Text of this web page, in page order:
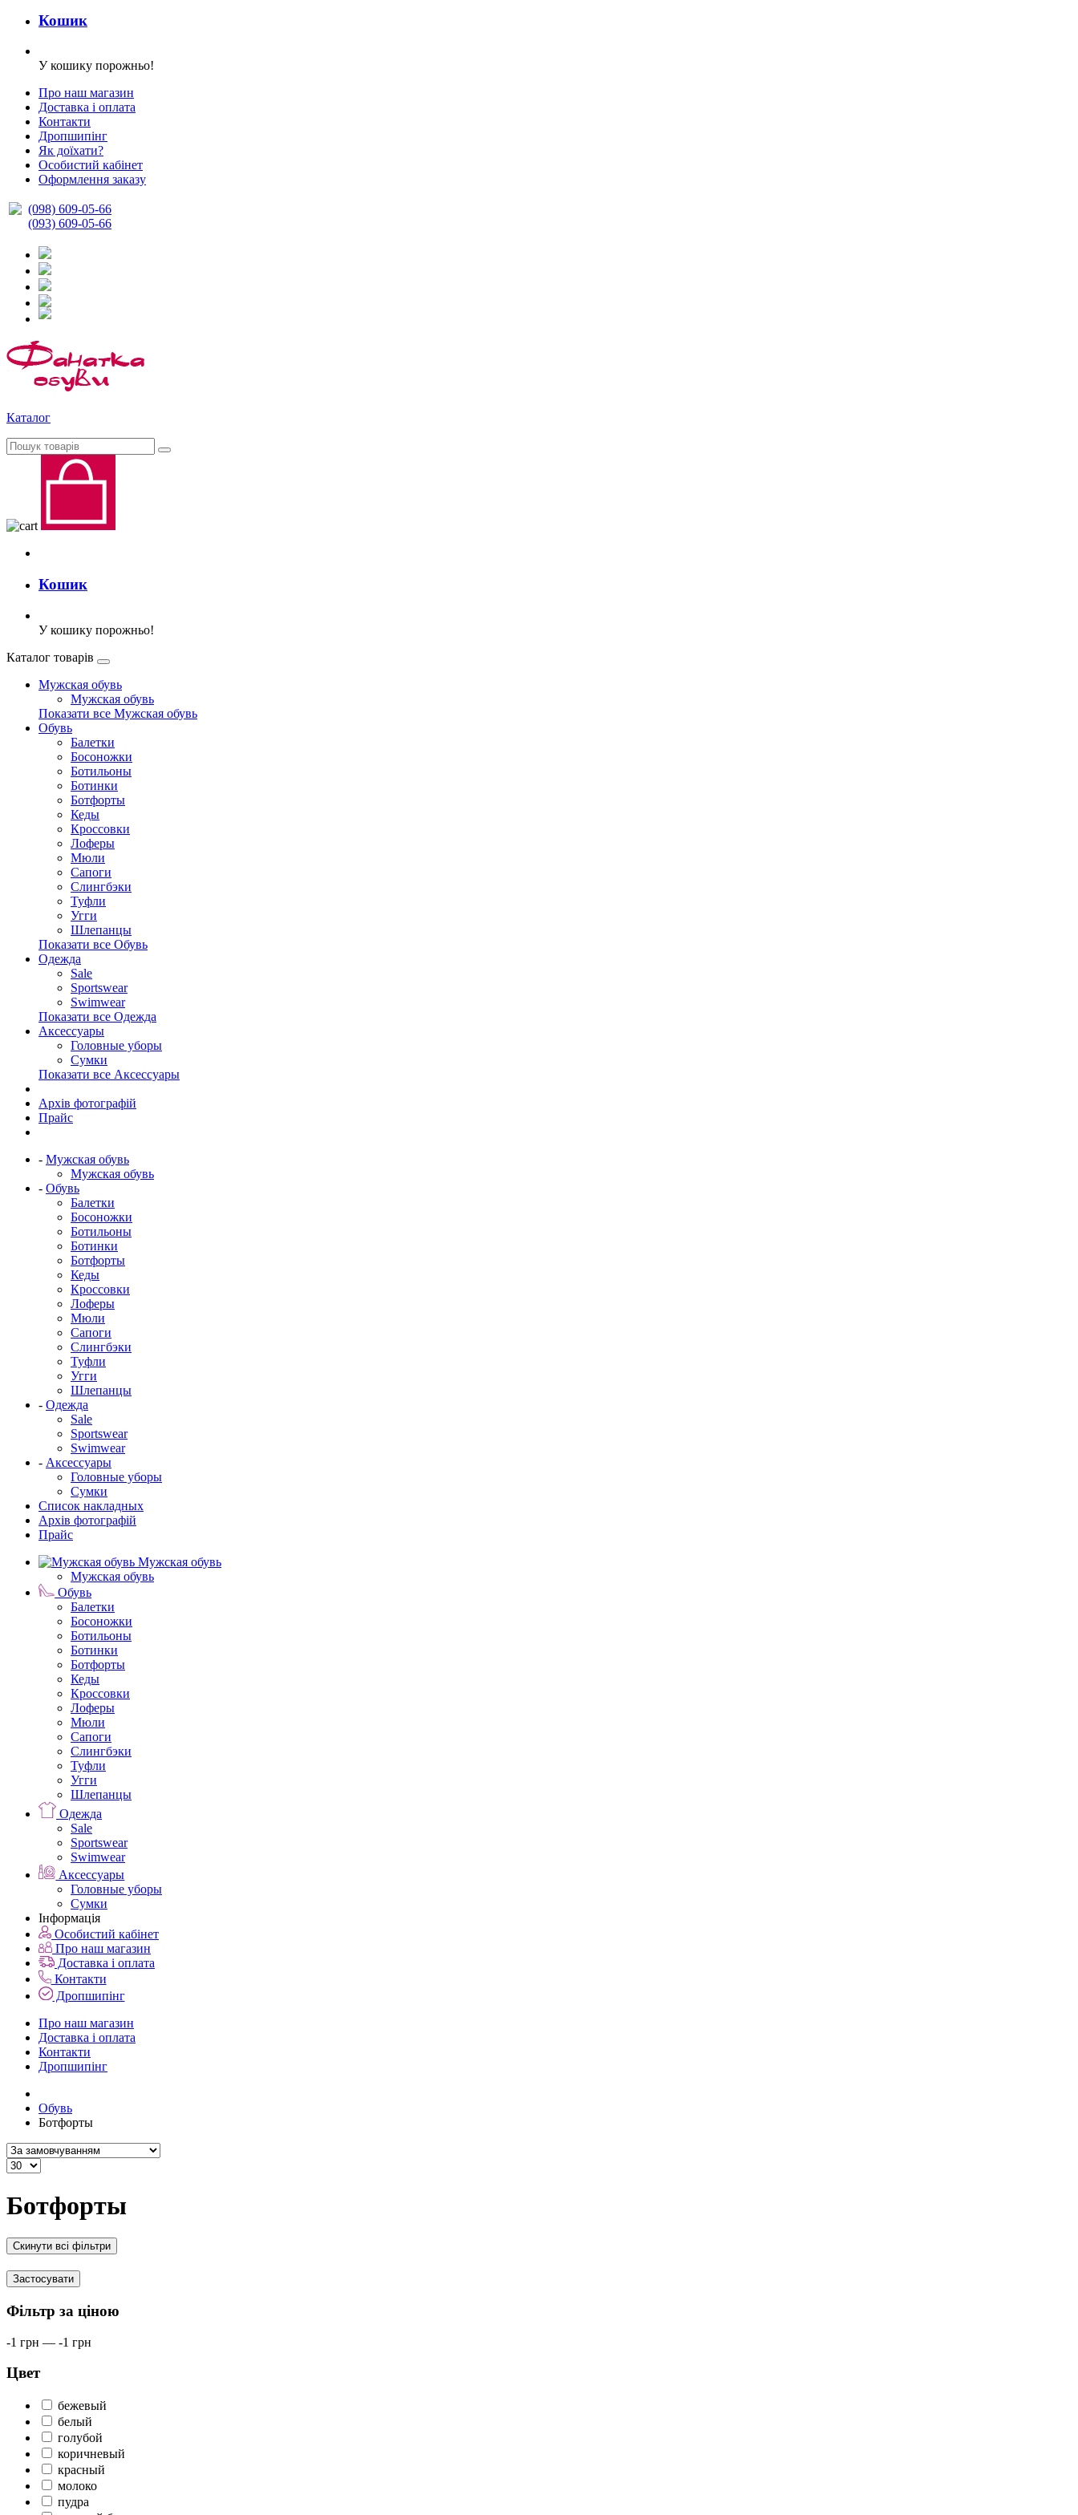
Кошик
У кошику порожньо!
Про наш магазин
Доставка і оплата
Контакти
Дропшипінг
Як доїхати?
Особистий кабінет
Оформлення заказу
(098) 609-05-66
(093) 609-05-66
Каталог
Кошик
У кошику порожньо!
Каталог товарів
Мужская обувь
Мужская обувь
Показати все Мужская обувь
Обувь
Балетки
Босоножки
Ботильоны
Ботинки
Ботфорты
Кеды
Кроссовки
Лоферы
Мюли
Сапоги
Слингбэки
Туфли
Угги
Шлепанцы
Показати все Обувь
Одежда
Sale
Sportswear
Swimwear
Показати все Одежда
Аксессуары
Головные уборы
Сумки
Показати все Аксессуары
Архів фотографій
Прайс
- Мужская обувь
Мужская обувь
- Обувь
Балетки
Босоножки
Ботильоны
Ботинки
Ботфорты
Кеды
Кроссовки
Лоферы
Мюли
Сапоги
Слингбэки
Туфли
Угги
Шлепанцы
- Одежда
Sale
Sportswear
Swimwear
- Аксессуары
Головные уборы
Сумки
Список накладных
Архів фотографій
Прайс
Мужская обувь
Мужская обувь
Обувь
Балетки
Босоножки
Ботильоны
Ботинки
Ботфорты
Кеды
Кроссовки
Лоферы
Мюли
Сапоги
Слингбэки
Туфли
Угги
Шлепанцы
Одежда
Sale
Sportswear
Swimwear
Аксессуары
Головные уборы
Сумки
Інформація
Особистий кабінет
Про наш магазин
Доставка і оплата
Контакти
Дропшипінг
Про наш магазин
Доставка і оплата
Контакти
Дропшипінг
Обувь
Ботфорты
Ботфорты
Скинути всі фільтри
Застосувати
Фільтр за ціною
-1 грн — -1 грн
Цвет
бежевый
белый
голубой
коричневый
красный
молоко
пудра